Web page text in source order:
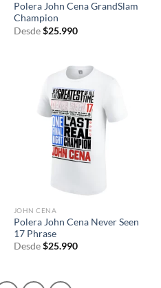
Polera John Cena GrandSlam
Champion
Desde $25.990
JOHN CENA
Polera John Cena Never Seen
17 Phrase
Desde $25.990